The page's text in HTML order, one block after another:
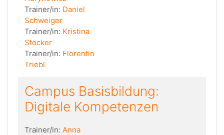
Trainer/in: Daniel
Schweiger
Trainer/in: Kristina
Stocker
Trainer/in: Florentin
Triebl
Campus Basisbildung:
Digitale Kompetenzen
Trainer/in: Anna